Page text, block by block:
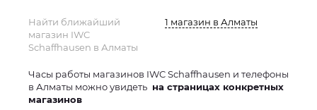
Найти ближайший
магазин IWC
Schaffhausen в Алматы
1 магазин в Алматы
Часы работы магазинов IWC Schaffhausen и телефоны
в Алматы можно увидеть на страницах конкретных
магазинов